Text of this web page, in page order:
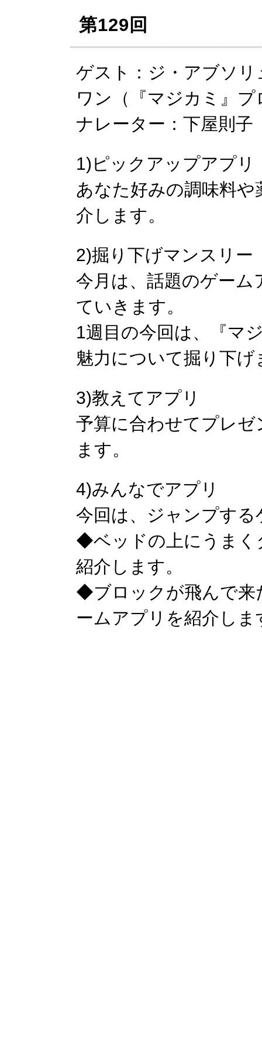
第129回
ゲスト：ジ・アブソ
ワン（『マジカミ』
ナレーター：下屋則子
1)ピックアップアプリ
あなた好みの調味料
介します。
2)掘り下げマンスリー
今月は、話題のゲー
ていきます。
1週目の今回は、『マ
魅力について掘り下げ
3)教えてアプリ
予算に合わせてプレ
ます。
4)みんなでアプリ
今回は、ジャンプす
◆ベッドの上にうまく
紹介します。
◆ブロックが飛んで来
ームアプリを紹介しま